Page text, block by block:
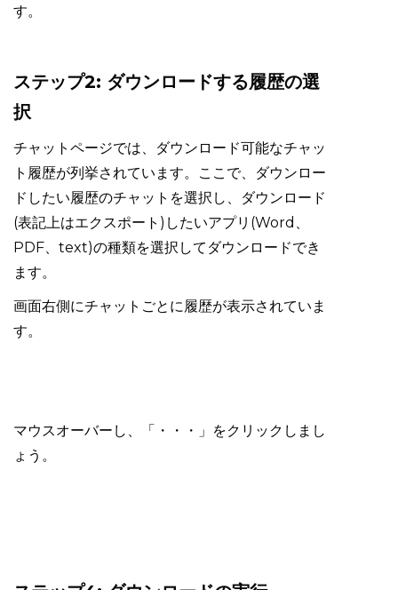
す。
ステップ2: ダウンロードする履歴の選
択
チャットページでは、ダウンロード可能なチャッ
ト履歴が列挙されています。ここで、ダウンロー
ドしたい履歴のチャットを選択し、ダウンロード
(表記上はエクスポート)したいアプリ(Word、
PDF、text)の種類を選択してダウンロードでき
ます。
画面右側にチャットごとに履歴が表示されていま
す。
マウスオーバーし、「・・・」をクリックしまし
ょう。